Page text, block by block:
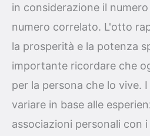
in considerazione il
numero correlato. L'otto
la prosperità e la potenza
importante ricordare che
per la persona che lo vive.
variare in base alle
associazioni personali con